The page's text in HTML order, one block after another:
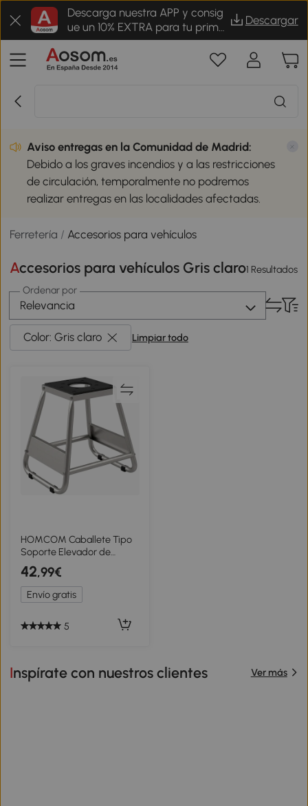
Descarga nuestra APP y consig
ue un 10% EXTRA para tu prime
r pedido
Descargar
Aviso entregas en la Comunidad de Madrid:
Debido a los graves incendios y a las restricciones
de circulación, temporalmente no podremos
realizar entregas en las localidades afectadas.
Ferretería / Accesorios para vehículos
Accesorios para vehículos Gris claro1 Resultados
Ordenar por
Relevancia
Color: Gris claro Limpiar todo
HOMCOM Caballete Tipo
Soporte Elevador de
Motocross Desmontable
de Acero Carga 500 kg con
Plataforma de Goma para
Reparación
42,99€
Envío gratis
5
Inspírate con nuestros clientes Ver más